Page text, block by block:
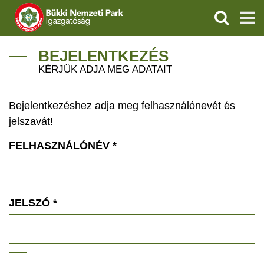
IGAZGATÓSÁG
VÍZVÉDELEM
ÖKOTURIZMUS
GEOPARKOK
KERESÉS
BEJELENTKEZÉS
KÉRJÜK ADJA MEG ADATAIT
Bejelentkezéshez adja meg felhasználónevét és
jelszavát!
FELHASZNÁLÓNÉV *
JELSZÓ *